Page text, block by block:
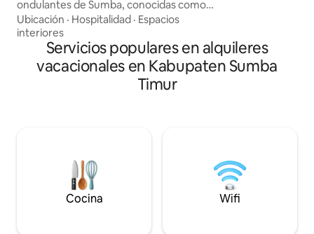
ondulantes de Sumba, conocidas como
la “Espalda del Dragón”, donde puedes
sentir a la Madre Tierra. Esta casa de
bambú única tiene la forma de un pájaro
que bate sus alas, con 1 recámara, 1 baño
y un espacio con vista panorámica. Aquí,
puedes disfrutar de impresionantes
minutos del aeropuerto ・A 15 minutos
Ubicación · Hospitalidad · Espacios
interiores
y un espacio con
puedes disfrutar
amaneceres,
Servicios populares en alquileres
vacacionales en Kabupaten Sumba
Timur
Cocina Wifi